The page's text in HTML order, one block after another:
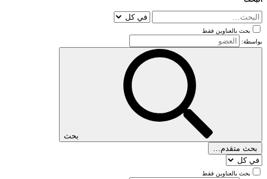
بحث بالعناوين فقط
بواسطة:
بحث
بحث متقدم…
بحث بالعناوين فقط